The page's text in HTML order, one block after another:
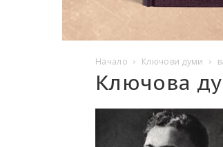
Начало Ключови думи
Ключова